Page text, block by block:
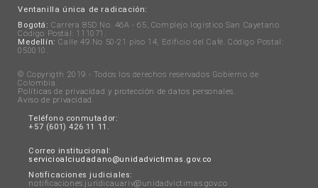
Ventanilla única de radicación:
Bogotá: Carrera 85D No. 46A - 65, Complejo logístico San Cayetano.
Código Postal: 111071.
Medellín: Calle 49 No 50-21 piso 14, Edificio del Café. Código Postal:
050010.
© Copyrigth 2019 - Todos los derechos reservados Gobierno de
Colombia.
Políticas de privacidad y protección de datos personales.
Aviso de privacidad .
Teléfono conmutador:
+57 (601) 426 11 11.
Correo institucional:
servicioalciudadano@unidadvictimas.gov.co
Notificaciones judiciales:
notificaciones.juridicauariv@unidadvictimas.gov.co